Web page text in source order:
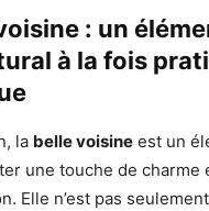
: un
à la fois
la belle voisine est un
une touche de charme
Elle n’est pas